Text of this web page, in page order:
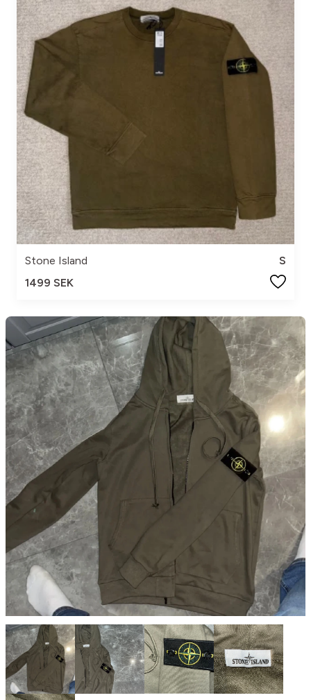
Stone Island
S
1499 SEK